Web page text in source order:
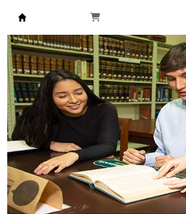
Biblioteca Universidad